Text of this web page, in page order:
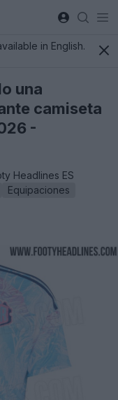
in English.
una
camiseta
-
Headlines ES
Equipaciones